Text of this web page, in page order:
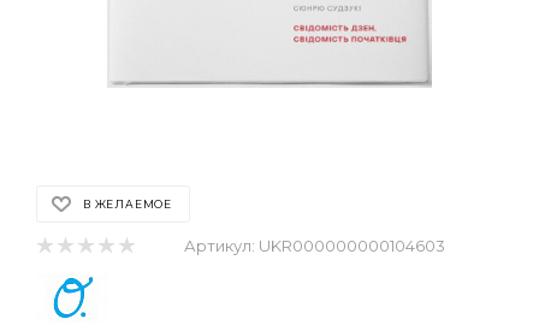
В ЖЕЛАЕМОЕ
Артикул: UKR000000000104603